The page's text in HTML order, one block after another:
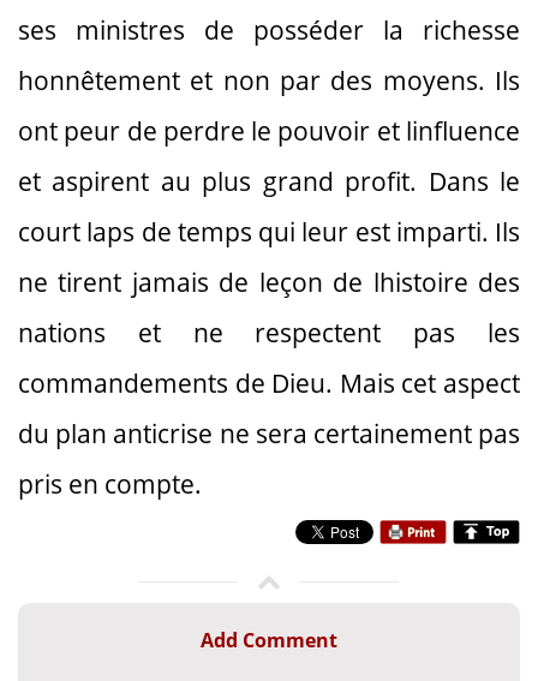
ses ministres de posséder la richesse
honnêtement et non par des moyens. Ils
ont peur de perdre le pouvoir et linfluence
et aspirent au plus grand profit. Dans le
court laps de temps qui leur est imparti. Ils
ne tirent jamais de leçon de lhistoire des
nations et ne respectent pas les
commandements de Dieu. Mais cet aspect
du plan anticrise ne sera certainement pas
pris en compte.
Add Comment